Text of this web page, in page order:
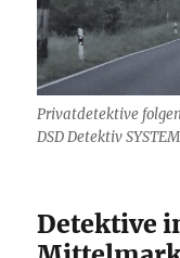
Privatdetektive
DSD Detektiv
Detektive